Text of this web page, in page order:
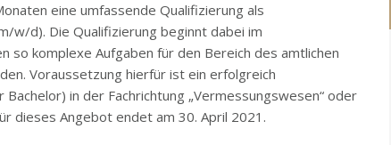
eine umfassende Qualifizierung als
w/d). Die Qualifizierung beginnt dabei im
so komplexe Aufgaben für den Bereich des amtlichen
Voraussetzung hierfür ist ein erfolgreich
in der Fachrichtung „Vermessungswesen“ oder
dieses Angebot endet am 30. April 2021.